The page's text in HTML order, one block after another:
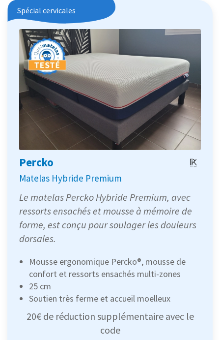
Spécial cervicales
Percko
Matelas Hybride Premium
Le matelas Percko Hybride Premium, avec
ressorts ensachés et mousse à mémoire de
forme, est conçu pour soulager les douleurs
dorsales.
Mousse ergonomique Percko®, mousse de
confort et ressorts ensachés multi-zones
25 cm
Soutien très ferme et accueil moelleux
20€ de réduction supplémentaire avec le
code